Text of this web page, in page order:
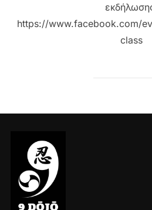
https://www.facebook.com/
class